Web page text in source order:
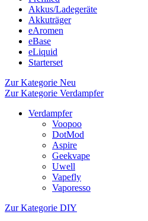
Akkus/Ladegeräte
Akkuträger
eAromen
eBase
eLiquid
Starterset
Zur Kategorie Neu
Zur Kategorie Verdampfer
Verdampfer
Voopoo
DotMod
Aspire
Geekvape
Uwell
Vapefly
Vaporesso
Zur Kategorie DIY